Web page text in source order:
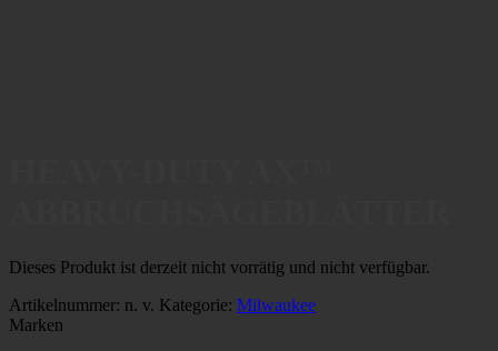
Dieses Produkt ist derzeit nicht vorrätig und nicht verfügbar.
Artikelnummer: n. v. Kategorie: Milwaukee
Marken